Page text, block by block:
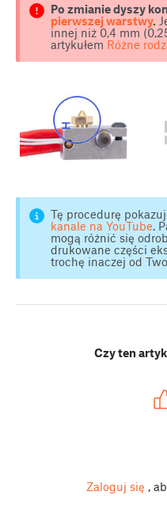
Po zmianie dyszy
pierwszej warstwy.
innej niż 0,4 mm
artykułem Różne
Tę procedurę
kanale na YouTube.
mogą różnić się
drukowane części
trochę inaczej od
Czy ten
Zaloguj się ,